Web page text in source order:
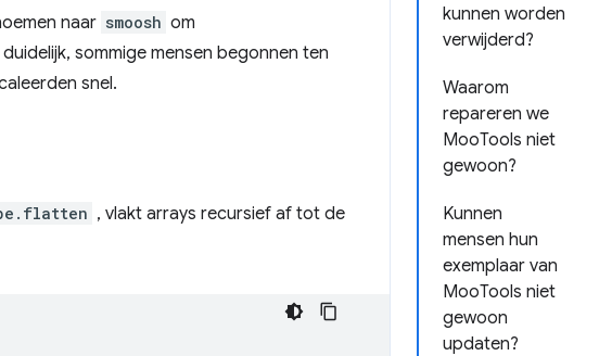
kunnen worden
verwijderd?
Waarom
repareren we
MooTools niet
gewoon?
Kunnen
mensen hun
exemplaar van
MooTools niet
gewoon
updaten?
naar smoosh om
sommige mensen begonnen ten
snel.
, vlakt arrays recursief af tot de